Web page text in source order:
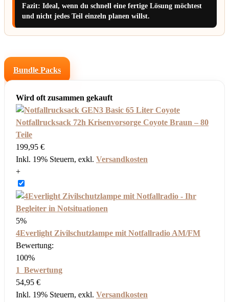
Fazit: Ideal, wenn du schnell eine fertige Lösung möchtest
und nicht jedes Teil einzeln planen willst.
Bundle Packs
Wird oft zusammen gekauft
Notfallrucksack 72h Krisenvorsorge Coyote Braun – 80
Teile
199,95 €
Inkl. 19% Steuern, exkl. Versandkosten
+
5%
4Everlight Zivilschutzlampe mit Notfallradio AM/FM
Bewertung:
100%
1 Bewertung
54,95 €
Inkl. 19% Steuern, exkl. Versandkosten